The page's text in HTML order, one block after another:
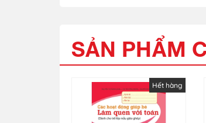
SẢN PHẨM
Hết hàng